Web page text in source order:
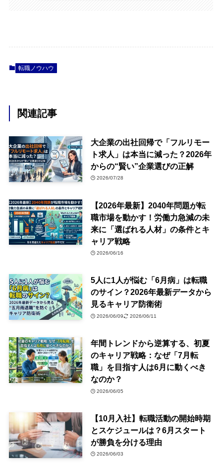
転職ノウハウ
関連記事
大企業の出社回帰で「フルリモー
ト求人」は本当に減った？2026年
からの“賢い”企業選びの正解
2026/07/28
【2026年最新】2040年問題が転
職市場を動かす！労働力急減の未
来に「選ばれる人材」の条件とキ
ャリア戦略
2026/06/16
5人に1人が悩む「6月病」は転職
のサイン？2026年最新データから
見るキャリア防衛術
2026/06/09 2026/06/11
年間トレンドから逆算する、初夏
のキャリア戦略：なぜ「7月転
職」を目指す人は6月に動くべき
なのか？
2026/06/05
【10月入社】転職活動の開始時期
とスケジュールは？6月スタート
が勝負を分ける理由
2026/06/03